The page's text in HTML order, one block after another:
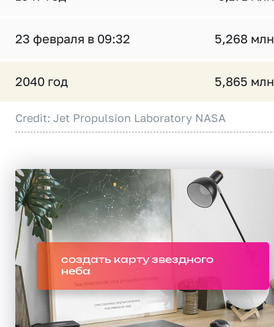
23 февраля в 09:32 5,268
2040 год 5,865
Credit: Jet Propulsion Laboratory NASA
создать карту звездного
неба